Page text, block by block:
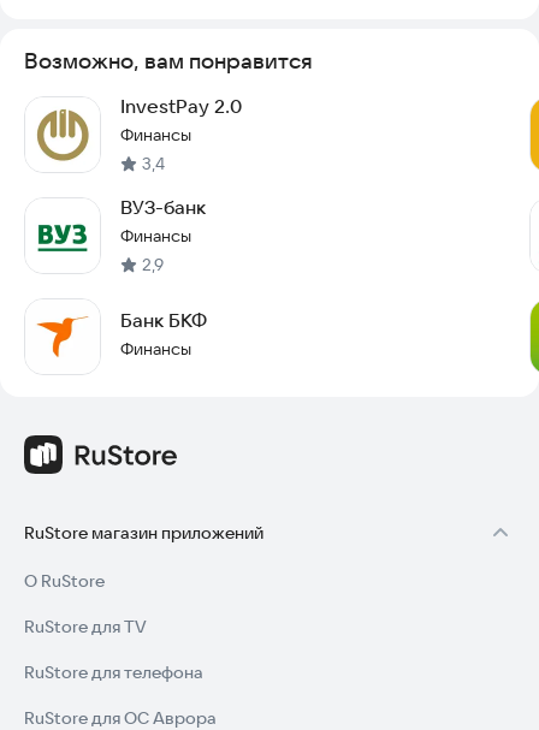
Возможно, вам понравится
InvestPay 2.0
Финансы
3,4
ВУЗ-банк
Финансы
2,9
Банк БКФ
Финансы
RuStore магазин приложений
О RuStore
RuStore для TV
RuStore для телефона
RuStore для ОС Аврора